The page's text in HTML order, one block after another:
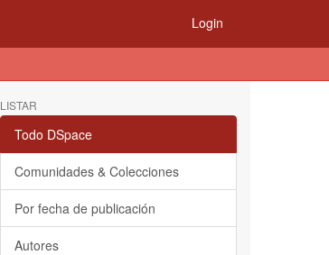
Login
LISTAR
Todo DSpace
Comunidades & Colecciones
Por fecha de publicación
Autores